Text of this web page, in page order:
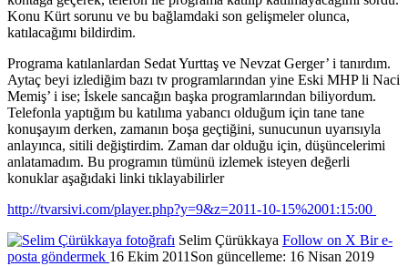
Konu Kürt sorunu ve bu bağlamdaki son gelişmeler olunca,
katılacağımı bildirdim.
Programa katılanlardan Sedat Yurttaş ve Nevzat Gerger’ i tanırdım.
Aytaç beyi izlediğim bazı tv programlarından yine Eski MHP li Naci
Memiş’ i ise; İskele sancağın başka programlarından biliyordum.
Telefonla yaptığım bu katılıma yabancı olduğum için tane tane
konuşayım derken, zamanın boşa geçtiğini, sunucunun uyarısıyla
anlayınca, sitili değiştirdim. Zaman dar olduğu için, düşüncelerimi
anlatamadım. Bu programın tümünü izlemek isteyen değerli
konuklar aşağıdaki linki tıklayabilirler
http://tvarsivi.com/player.php?y=9&z=2011-10-15%2001:15:00
Selim Çürükkaya Follow on X Bir e-
posta göndermek 16 Ekim 2011 Son güncelleme: 16 Nisan 2019